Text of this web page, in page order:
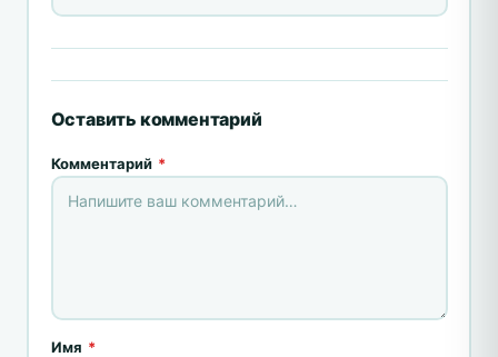
Оставить комментарий
Комментарий *
Имя *